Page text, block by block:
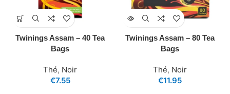
Twinings Assam – 40 Tea
Bags
Thé, Noir
€7.55
Twinings Assam – 80 Tea
Bags
Thé, Noir
€11.95